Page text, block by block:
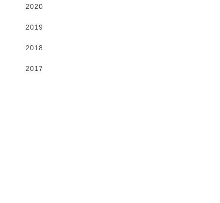
2020
2019
2018
2017